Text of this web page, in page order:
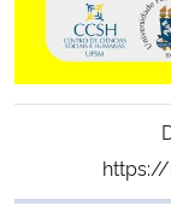
Planalto